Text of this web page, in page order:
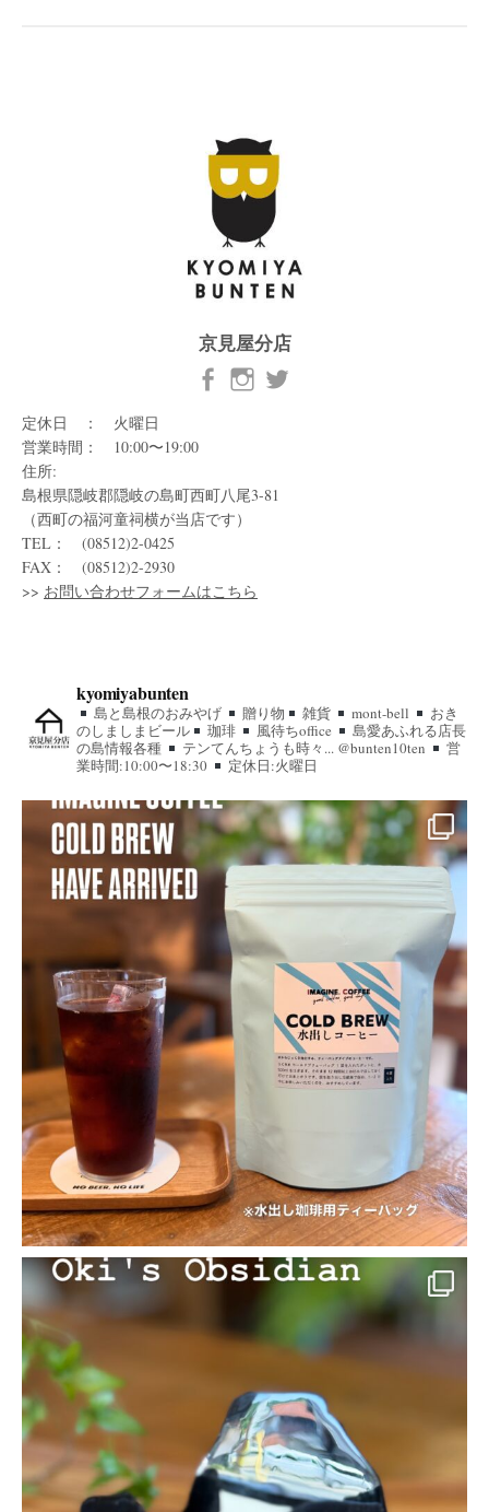
京見屋分店
定休日 ： 火曜日
営業時間： 10:00〜19:00
住所:
島根県隠岐郡隠岐の島町西町八尾3-81
（西町の福河童祠横が当店です）
TEL： (08512)2-0425
FAX： (08512)2-2930
>> お問い合わせフォームはこちら
kyomiyabunten
島と島根のおみやげ 贈り物 雑貨 mont-bell
おき
のしましまビール
珈琲 風待ちoffice
島愛あふれる店長
の島情報各種
テンてんちょうも時々... @bunten10ten
営
業時間:10:00〜18:30
定休日:火曜日